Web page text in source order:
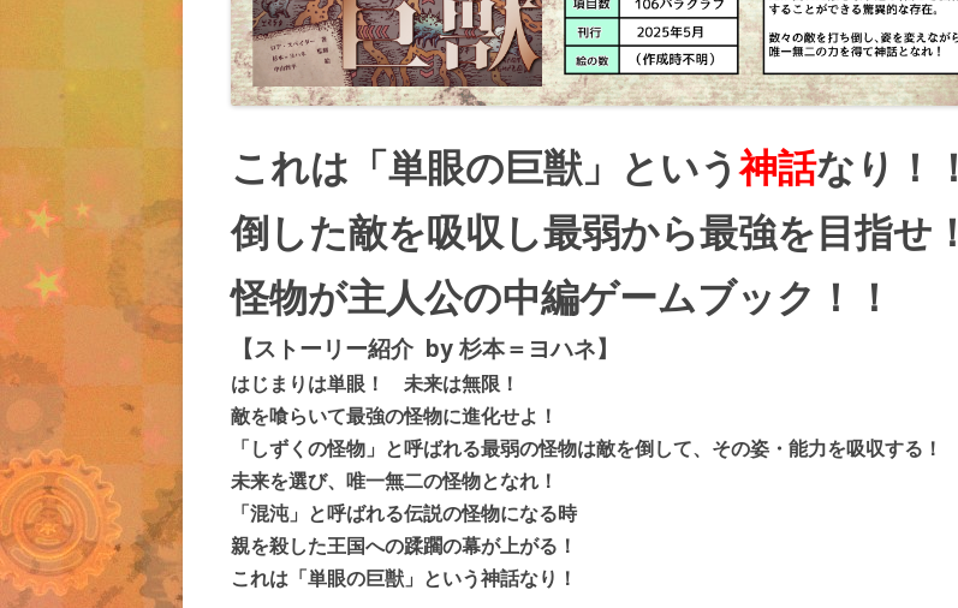
これは「単眼の巨獣」という神話なり！！
倒した敵を吸収し最弱から最強を目指せ！
怪物が主人公の中編ゲームブック！！
【ストーリ ー紹介 by 杉本＝ヨハネ】
はじまりは単眼！ 未来は無限！
敵を喰らいて最強の怪物に進化せよ！
「しずくの怪物」と呼ばれる最弱の怪物は敵を倒して、その姿・能力を吸収する！
未来を選び、唯一無二の怪物となれ！
「混沌」と呼ばれる伝説の怪物になる時
親を殺した王国への蹂躙の幕が上がる！
これは「単眼の巨獣」という神話なり！